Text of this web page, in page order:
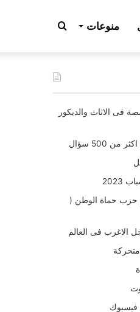
منوعات بحث
عن
فى الاثاث والديكور
500 سؤال
حزب حماة الوطن (
الاغرب فى العالم
فيسبوك